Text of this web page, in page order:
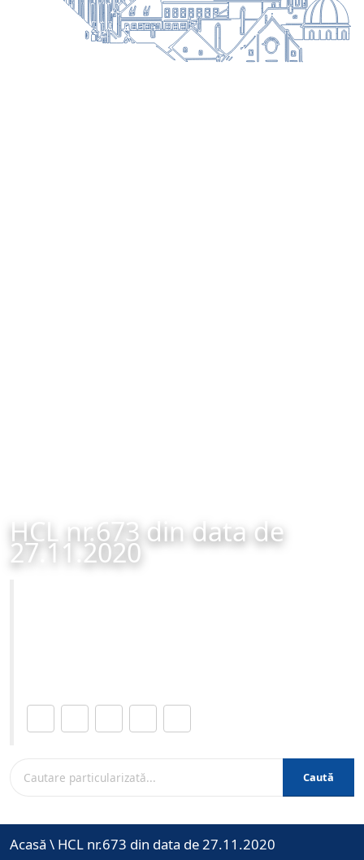
HCL nr.673 din data de
27.11.2020
Caută
Acasă \ HCL nr.673 din data de 27.11.2020